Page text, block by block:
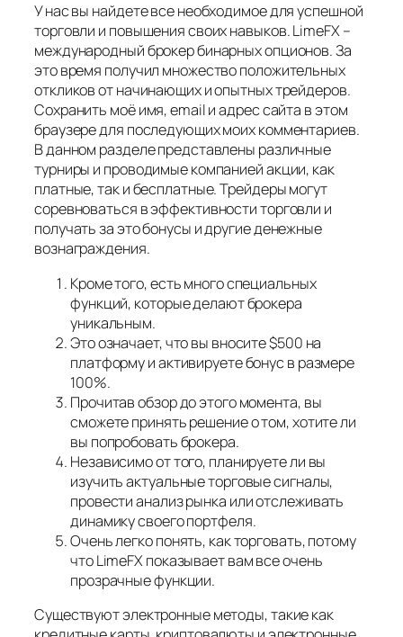
У нас вы найдете все необходимое для успешной
торговли и повышения своих навыков. LimeFX –
международный брокер бинарных опционов. За
это время получил множество положительных
откликов от начинающих и опытных трейдеров.
Сохранить моё имя, email и адрес сайта в этом
браузере для последующих моих комментариев.
В данном разделе представлены различные
турниры и проводимые компанией акции, как
платные, так и бесплатные. Трейдеры могут
соревноваться в эффективности торговли и
получать за это бонусы и другие денежные
вознаграждения.
Кроме того, есть много специальных
функций, которые делают брокера
уникальным.
Это означает, что вы вносите $500 на
платформу и активируете бонус в размере
100%.
Прочитав обзор до этого момента, вы
сможете принять решение о том, хотите ли
вы попробовать брокера.
Независимо от того, планируете ли вы
изучить актуальные торговые сигналы,
провести анализ рынка или отслеживать
динамику своего портфеля.
Очень легко понять, как торговать, потому
что LimeFX показывает вам все очень
прозрачные функции.
Существуют электронные методы, такие как